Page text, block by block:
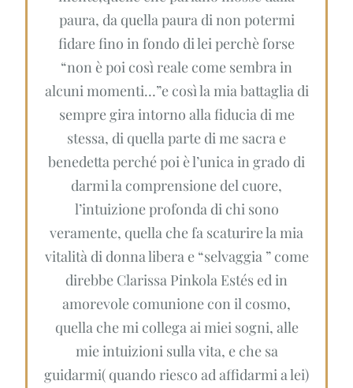
paura, da quella paura di non potermi
fidare fino in fondo di lei perchè forse
“non è poi così reale come sembra in
alcuni momenti…”e così la mia battaglia di
sempre gira intorno alla fiducia di me
stessa, di quella parte di me sacra e
benedetta perché poi è l’unica in grado di
darmi la comprensione del cuore,
l’intuizione profonda di chi sono
veramente, quella che fa scaturire la mia
vitalità di donna libera e “selvaggia ” come
direbbe Clarissa Pinkola Estés ed in
amorevole comunione con il cosmo,
quella che mi collega ai miei sogni, alle
mie intuizioni sulla vita, e che sa
guidarmi( quando riesco ad affidarmi a lei)